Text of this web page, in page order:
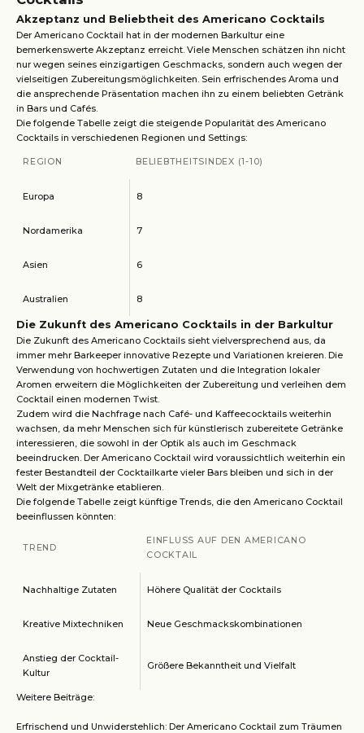
Akzeptanz und Beliebtheit des Americano Cocktails
Der Americano Cocktail hat in der modernen Barkultur eine
bemerkenswerte Akzeptanz erreicht. Viele Menschen schätzen ihn nicht
nur wegen seines einzigartigen Geschmacks, sondern auch wegen der
vielseitigen Zubereitungsmöglichkeiten. Sein erfrischendes Aroma und
die ansprechende Präsentation machen ihn zu einem beliebten Getränk
in Bars und Cafés.
Die folgende Tabelle zeigt die steigende Popularität des Americano
Cocktails in verschiedenen Regionen und Settings:
REGION BELIEBTHEITSINDEX (1-10)
Europa 8
Nordamerika 7
Asien 6
Australien 8
Die Zukunft des Americano Cocktails in der Barkultur
Die Zukunft des Americano Cocktails sieht vielversprechend aus, da
immer mehr Barkeeper innovative Rezepte und Variationen kreieren. Die
Verwendung von hochwertigen Zutaten und die Integration lokaler
Aromen erweitern die Möglichkeiten der Zubereitung und verleihen dem
Cocktail einen modernen Twist.
Zudem wird die Nachfrage nach Café- und Kaffeecocktails weiterhin
wachsen, da mehr Menschen sich für künstlerisch zubereitete Getränke
interessieren, die sowohl in der Optik als auch im Geschmack
beeindrucken. Der Americano Cocktail wird voraussichtlich weiterhin ein
fester Bestandteil der Cocktailkarte vieler Bars bleiben und sich in der
Welt der Mixgetränke etablieren.
Die folgende Tabelle zeigt künftige Trends, die den Americano Cocktail
beeinflussen könnten:
TREND
EINFLUSS AUF DEN AMERICANO
COCKTAIL
Nachhaltige Zutaten Höhere Qualität der Cocktails
Kreative Mixtechniken Neue Geschmackskombinationen
Anstieg der Cocktail-
Kultur
Größere Bekanntheit und Vielfalt
Weitere Beiträge:
Erfrischend und Unwiderstehlich: Der Americano Cocktail zum Träumen